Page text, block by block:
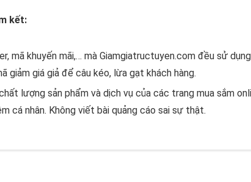
kết:
mã khuyến mãi,… mà Giamgiatructuyen.com đều sử
giảm giá giả để câu kéo, lừa gạt khách hàng.
lượng sản phẩm và dịch vụ của các trang mua sắm
cá nhân. Không viết bài quảng cáo sai sự thật.